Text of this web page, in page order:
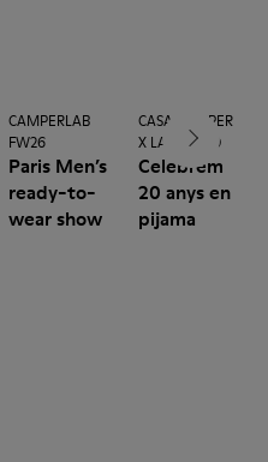
CAMPERLAB
FW26
Paris Men’s
ready-to-
wear show
CASA CAMPER
X LA MANSO
Celebrem
20 anys en
pijama